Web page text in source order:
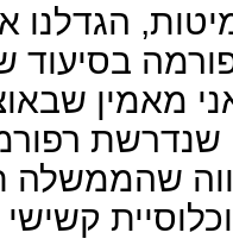
הגדלנו
מאמין
שנדרשת
שהממשלה